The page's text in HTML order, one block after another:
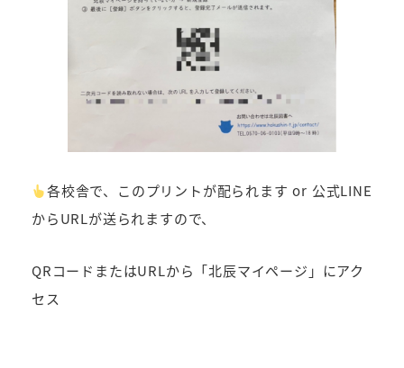
各校舎で、このプリントが配られます or 公式LINE
からURLが送られますので、
QRコードまたはURLから「北辰マイページ」にアク
セス